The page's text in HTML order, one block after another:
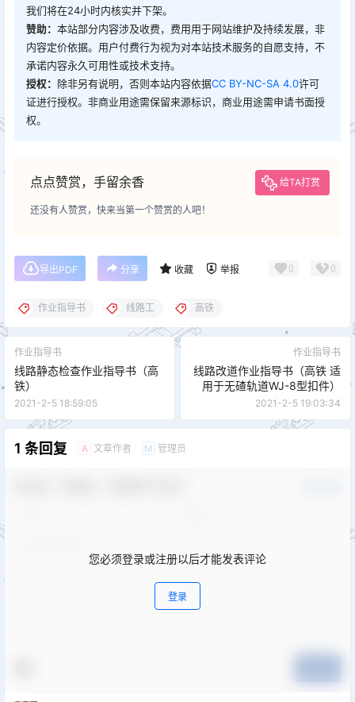
我们将在24小时内核实并下架。
赞助： 本站部分内容涉及收费，费用用于网站维护及持续发展，非
内容定价依据。用户付费行为视为对本站技术服务的自愿支持，不
承诺内容永久可用性或技术支持。
授权： 除非另有说明，否则本站内容依据CC BY-NC-SA 4.0许可
证进行授权。非商业用途需保留来源标识，商业用途需申请书面授
权。
点点赞赏，手留余香 给TA打赏
还没有人赞赏，快来当第一个赞赏的人吧！
导出PDF 分享 收藏 举报 0 0
作业指导书 线路工 高铁
作业指导书
线路静态检查作业指导书（高
铁）
2021-2-5 18:59:05
作业指导书
线路改道作业指导书（高铁 适
用于无碴轨道WJ-8型扣件）
2021-2-5 19:03:34
1 条回复 A 文章作者 M 管理员
您必须登录或注册以后才能发表评论
登录